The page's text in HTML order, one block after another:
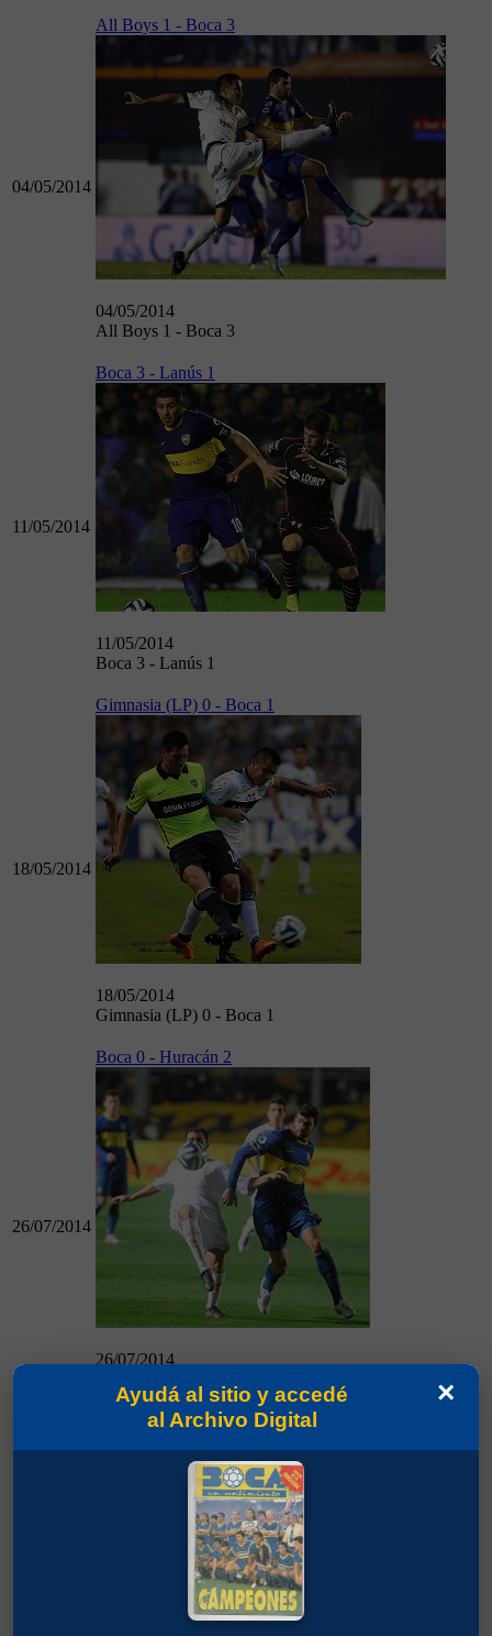
04/05/2014
All Boys 1 - Boca 3
04/05/2014
All Boys 1 - Boca 3
11/05/2014
Boca 3 - Lanús 1
11/05/2014
Boca 3 - Lanús 1
18/05/2014
Gimnasia (LP) 0 - Boca 1
18/05/2014
Gimnasia (LP) 0 - Boca 1
26/07/2014
Boca 0 - Huracán 2
26/07/2014
Boca 0 - Newell´s 1
×
Ayudá al sitio y accedé
al Archivo Digital